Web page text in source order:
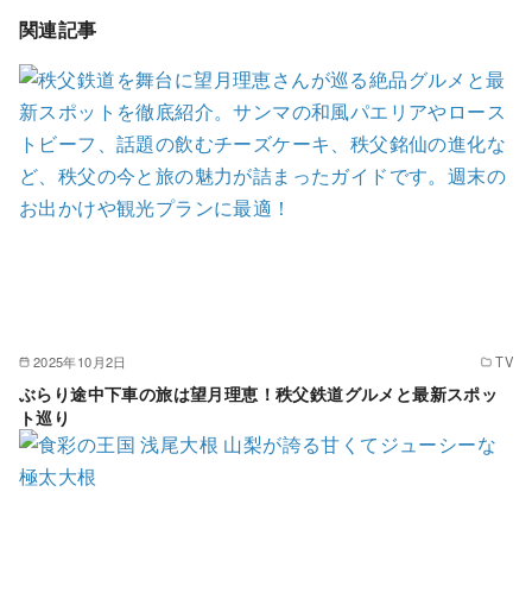
関連記事
2025年10月2日 TV
ぶらり途中下車の旅は望月理恵！秩父鉄道グルメと最新スポッ
ト巡り